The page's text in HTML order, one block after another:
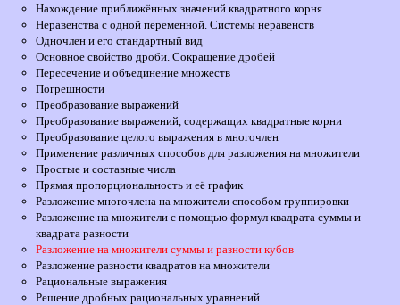
Нахождение приближённых значений квадратного корня
Неравенства с одной переменной. Системы неравенств
Одночлен и его стандартный вид
Основное свойство дроби. Сокращение дробей
Пересечение и объединение множеств
Погрешности
Преобразование выражений
Преобразование выражений, содержащих квадратные корни
Преобразование целого выражения в многочлен
Применение различных способов для разложения на множители
Простые и составные числа
Прямая пропорциональность и её график
Разложение многочлена на множители способом группировки
Разложение на множители с помощью формул квадрата суммы и
квадрата разности
Разложение на множители суммы и разности кубов
Разложение разности квадратов на множители
Рациональные выражения
Решение дробных рациональных уравнений